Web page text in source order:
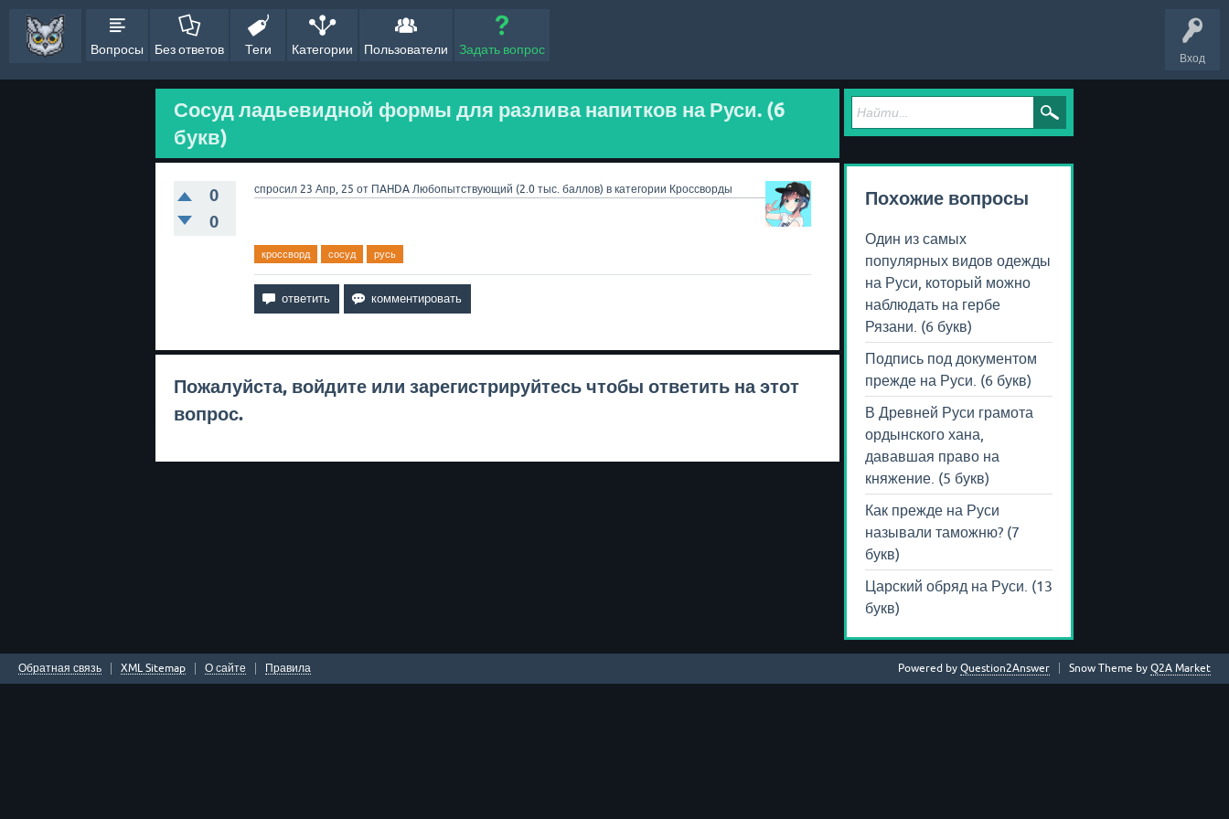
Вход
Вопросы Без ответов Теги Категории Пользователи Задать вопрос
Сосуд ладьевидной формы для разлива напитков на Руси. (6
букв)
0
0
спросил 23 Апр, 25 от ПAHDA Любопытствующий (2.0 тыс. баллов) в категории Кроссворды
кроссворд сосуд русь
Пожалуйста, войдите или зарегистрируйтесь чтобы ответить на этот
вопрос.
Похожие вопросы
Один из самых
популярных видов одежды
на Руси, который можно
наблюдать на гербе
Рязани. (6 букв)
Подпись под документом
прежде на Руси. (6 букв)
В Древней Руси грамота
ордынского хана,
дававшая право на
княжение. (5 букв)
Как прежде на Руси
называли таможню? (7
букв)
Царский обряд на Руси. (13
букв)
Обратная связь XML Sitemap О сайте Правила Snow Theme by Q2A Market
Powered by Question2Answer